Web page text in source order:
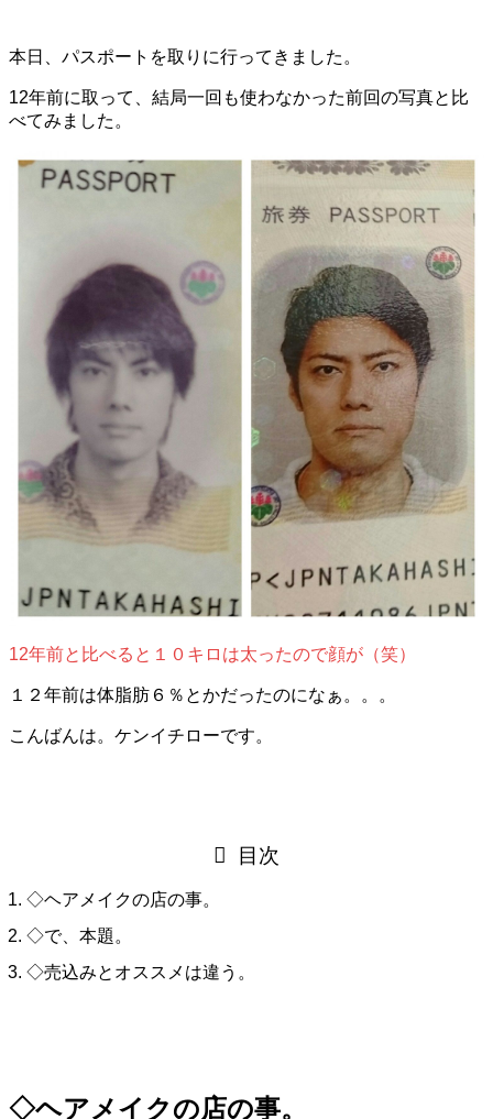
本日、パスポートを取りに行ってきました。
12年前に取って、結局一回も使わなかった前回の写真と比
べてみました。
12年前と比べると１０キロは太ったので顔が（笑）
１２年前は体脂肪６％とかだったのになぁ。。。
こんばんは。ケンイチローです。
目次
◇ヘアメイクの店の事。
◇で、本題。
◇売込みとオススメは違う。
◇ヘアメイクの店の事。